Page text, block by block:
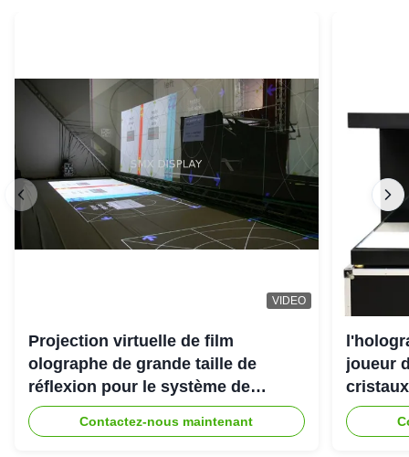
VIDEO
Projection virtuelle de film
olographe de grande taille de
réflexion pour le système de
projecteur de l'hologramme 3D
Contactez-nous maintenant
joueur